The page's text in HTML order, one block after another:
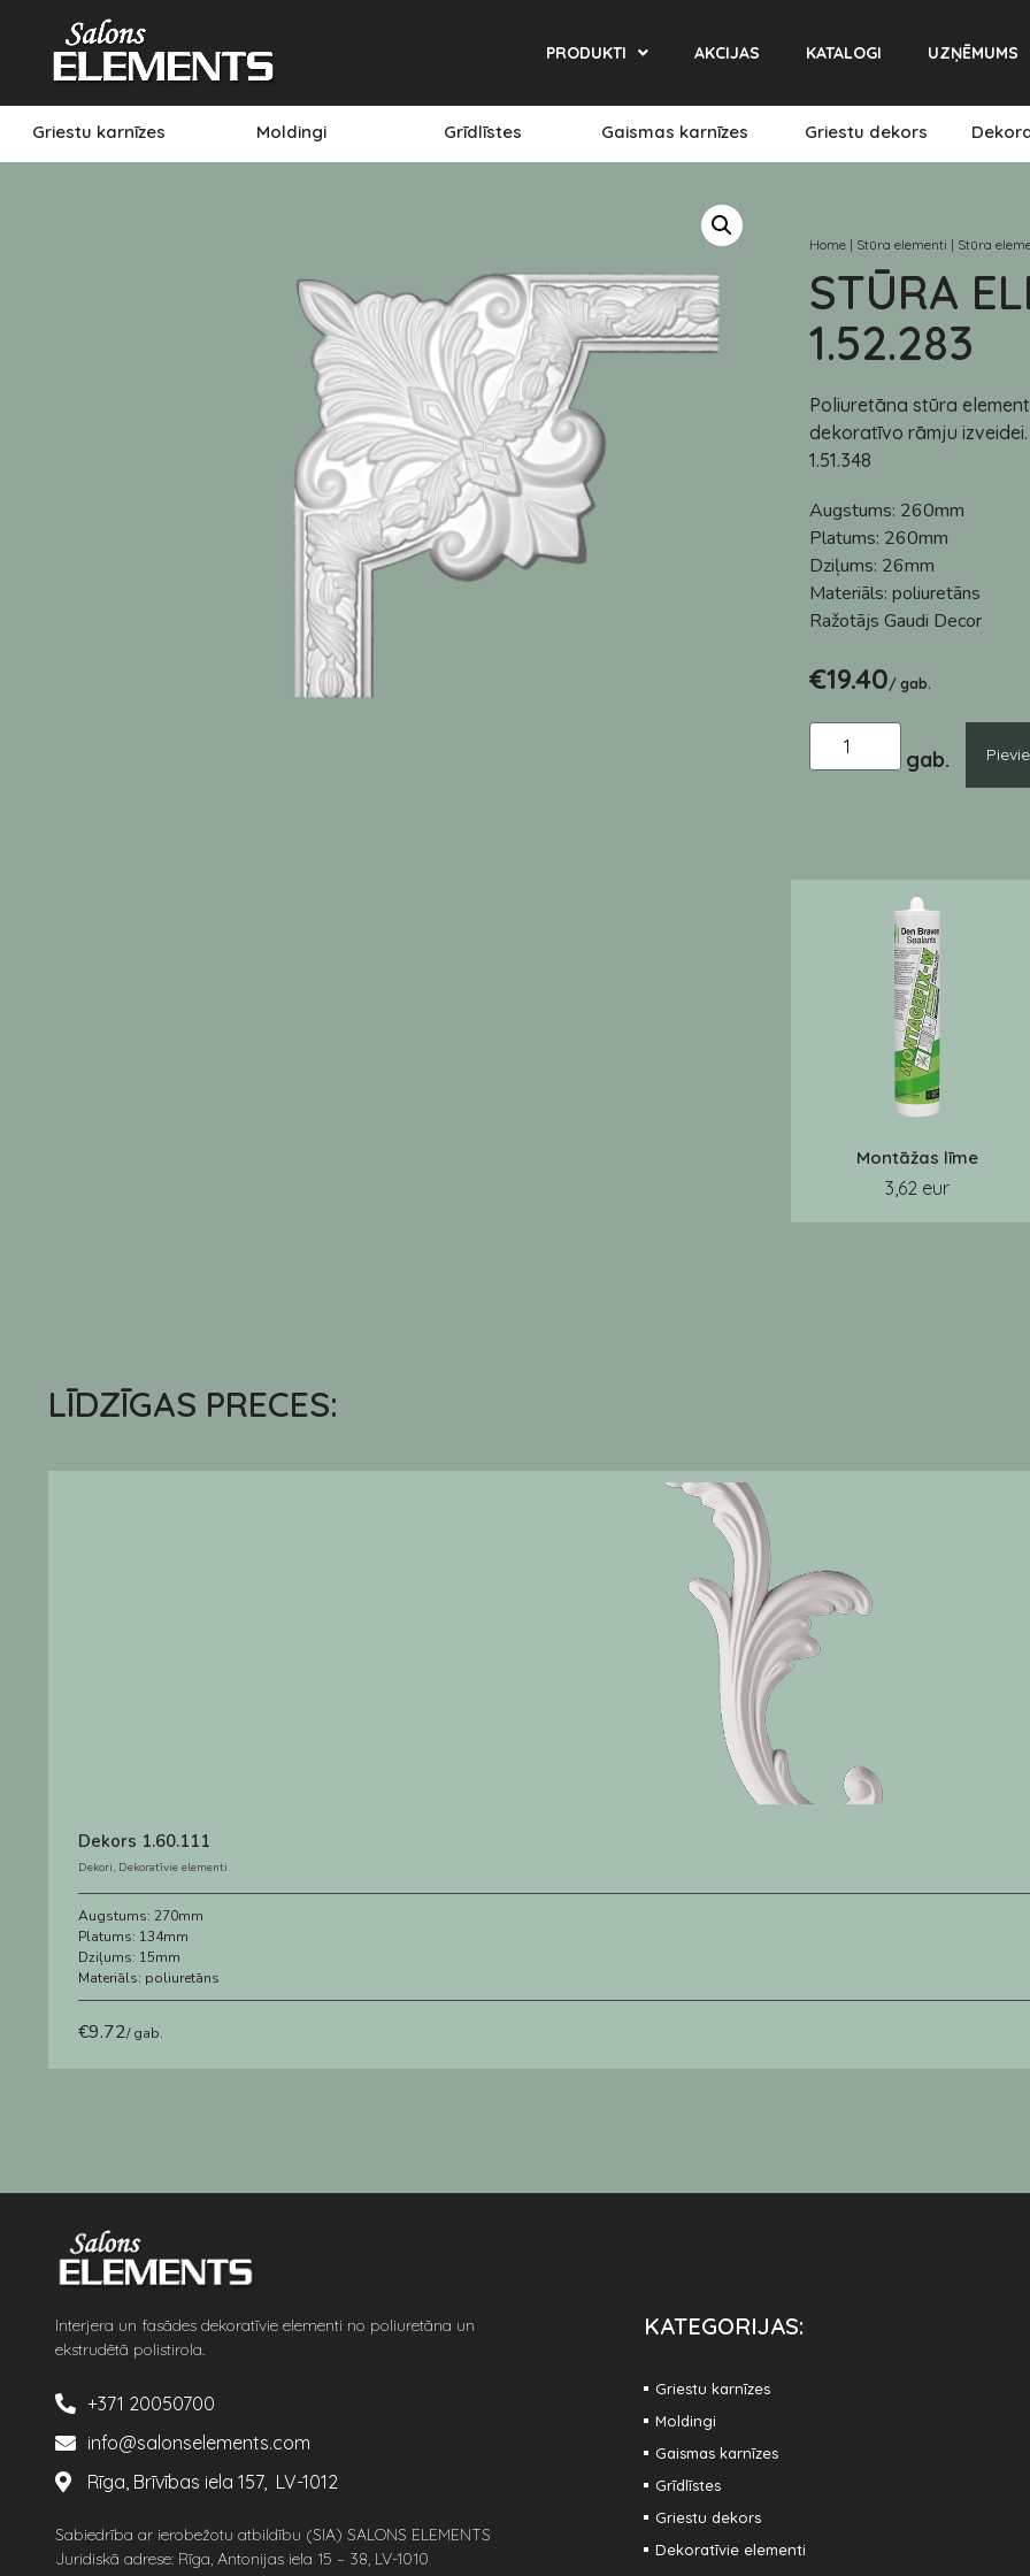
PRODUKTI AKCIJAS KATALOGI UZŅĒMUMS
Griestu karnīzes Moldingi Grīdlīstes Gaismas karnīzes Griestu dekors
Home | Stūra elementi | Stūra
STŪRA
1.52.283
Poliuretāna stūra
dekoratīvo rāmju
1.51.348
Augstums: 260mm
Platums: 260mm
Dziļums: 26mm
Materiāls: poliuretāns
Ražotājs Gaudi Decor
€19.40/ gab.
Montāžas līme
3,62 eur
LĪDZĪGAS PRECES:
Dekors 1.60.111
Dekori, Dekoratīvie elementi
Augstums: 270mm
Platums: 134mm
Dziļums: 15mm
Materiāls: poliuretāns
€9.72/ gab.
Interjera un fasādes dekoratīvie elementi no poliuretāna un
ekstrudētā polistirola.
+371 20050700
info@salonselements.com
Rīga, Brīvības iela 157, LV-1012
Sabiedrība ar ierobežotu atbildību (SIA) SALONS ELEMENTS
Juridiskā adrese: Rīga, Antonijas iela 15 – 38, LV-1010
KATEGORIJAS:
Griestu karnīzes
Moldingi
Gaismas karnīzes
Grīdlīstes
Griestu dekors
Dekoratīvie elementi